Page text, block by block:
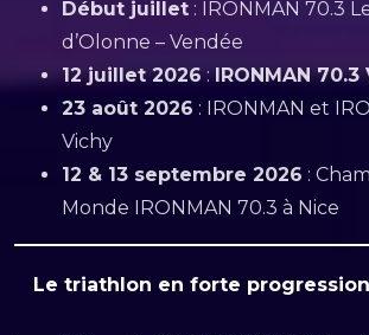
Début juillet : IRONMAN 70.3
d’Olonne – Vendée
12 juillet 2026 : IRONMAN
23 août 2026 : IRONMAN et
Vichy
12 & 13 septembre 2026 :
Monde IRONMAN 70.3 à Nice
Le triathlon en forte